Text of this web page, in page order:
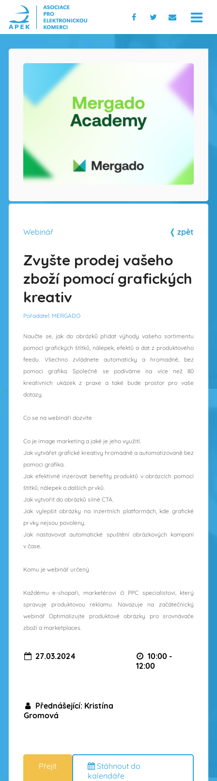
Webinář ❬ zpět
Zvyšte prodej vašeho
zboží pomocí grafických
kreativ
Pořadatel: MERGADO
Naučte se, jak do obrázků přidat výhody vašeho sortimentu
pomocí grafických štítků, nálepek, efektů a dat z produktového
feedu. Všechno zvládnete automaticky a hromadně, bez
pomoci grafika. Společně se podíváme na více než 80
kreativních ukázek z praxe a také bude prostor pro vaše
dotazy.
Co se na webináři dozvíte
Co je image marketing a jaké je jeho využití.
Jak vytvářet grafické kreativy hromadně a automatizovaně bez
pomoci grafika.
Jak efektivně inzerovat benefity produktů v obrázcích pomocí
štítků, nálepek a dalších prvků.
Jak vytvořit do obrázků silné CTA.
Jak vylepšit obrázky na inzertních platformách, kde grafické
prvky nejsou povoleny.
Jak nastavovat automatické spuštění obrázkových kampaní
v čase.
Komu je webinář určený
Každému e‑shopaři, marketérovi či PPC specialistovi, který
spravuje produktovou reklamu. Navazuje na začátečnický
webinář Optimalizujte produktové obrázky pro srovnávače
zboží a marketplaces.
27.03.2024
10:00 -
12:00
Přednášející: Kristína
Gromová
Stáhnout do
kalendáře